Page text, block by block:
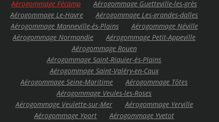
Aérogommage Fécamp
Aérogommage Guetteville-les-grès
Aérogommage Le-Havre
Aérogommage Les-grandes-dalles
Aérogommage Manneville-ès-Plains
Aérogommage Néville
Aérogommage Normandie
Aérogommage Petit-Appeville
Aérogommage Rouen
Aérogommage Saint-Riquier-ès-Plains
Aérogommage Saint-Valéry-en-Caux
Aérogommage Seine-Maritime
Aérogommage Tôtes
Aérogommage Veules-les-Roses
Aérogommage Veulette-sur-Mer
Aérogommage Yerville
Aérogommage Yport
Aérogommage Yvetot